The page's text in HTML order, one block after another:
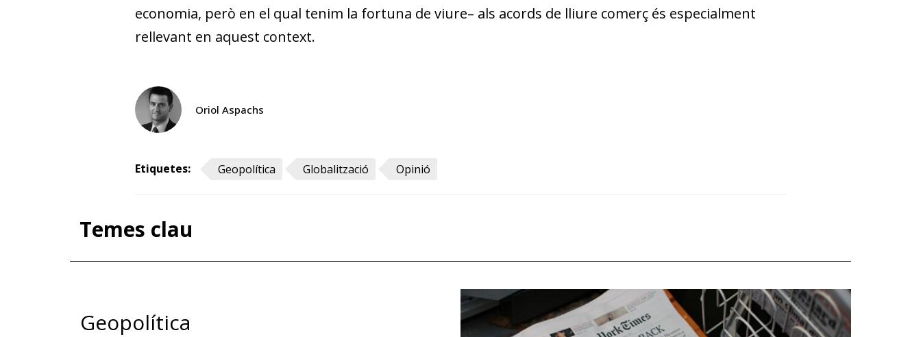
economia, però en el qual tenim la fortuna de viure– als acords de lliure comerç és especialment
rellevant en aquest context.
Oriol Aspachs
Etiquetes: Geopolítica Globalització Opinió
Temes clau
Geopolítica